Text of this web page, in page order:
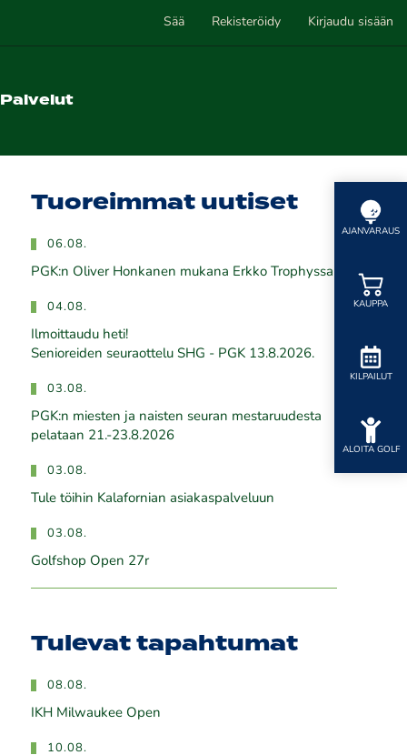
Sää Rekisteröidy Kirjaudu sisään
Palvelut
AJANVARAUS
KAUPPA
KILPAILUT
ALOITA GOLF
Tuoreimmat uutiset
06.08.
PGK:n Oliver Honkanen mukana Erkko Trophyssa
04.08.
Ilmoittaudu heti!
​​​​​​​Senioreiden seuraottelu SHG - PGK 13.8.2026.
03.08.
PGK:n miesten ja naisten seuran mestaruudesta
pelataan 21.-23.8.2026
03.08.
Tule töihin Kalafornian asiakaspalveluun
03.08.
Golfshop Open 27r
Tulevat tapahtumat
08.08.
IKH Milwaukee Open
10.08.